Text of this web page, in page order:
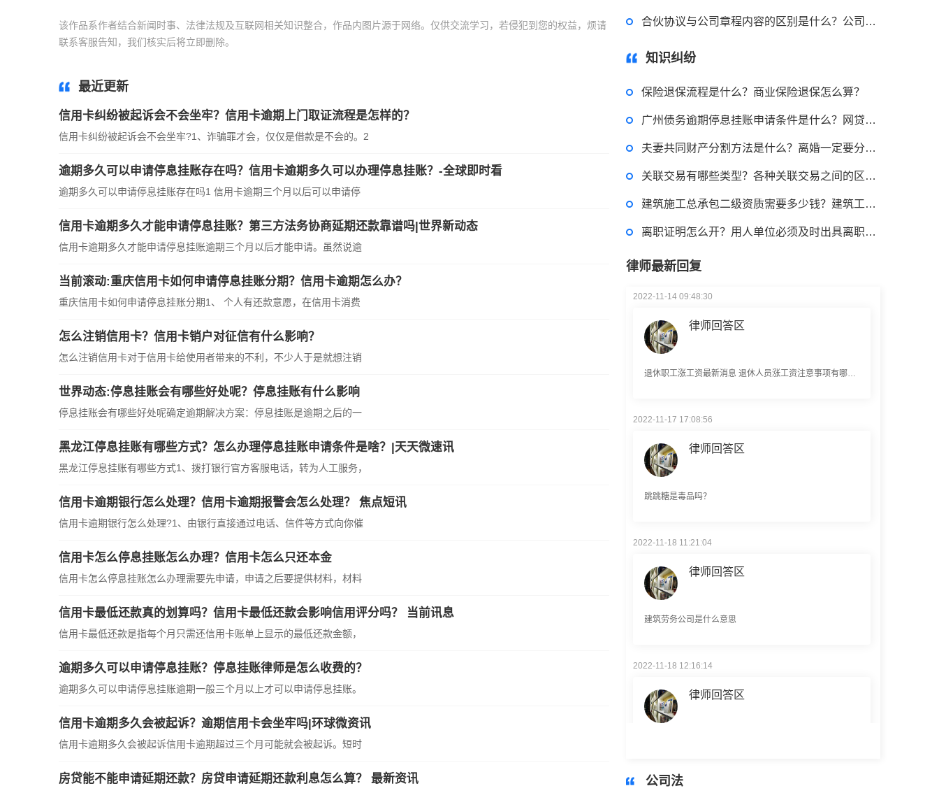
该作品系作者结合新闻时事、法律法规及互联网相关知识整合，作品内图片源于网络。仅供交流学习，若侵犯到您的权益，烦请
联系客服告知，我们核实后将立即删除。
最近更新
信用卡纠纷被起诉会不会坐牢？信用卡逾期上门取证流程是怎样的？
信用卡纠纷被起诉会不会坐牢?1、诈骗罪才会，仅仅是借款是不会的。2
逾期多久可以申请停息挂账存在吗？信用卡逾期多久可以办理停息挂账？-全球即时看
逾期多久可以申请停息挂账存在吗1 信用卡逾期三个月以后可以申请停
信用卡逾期多久才能申请停息挂账？第三方法务协商延期还款靠谱吗|世界新动态
信用卡逾期多久才能申请停息挂账逾期三个月以后才能申请。虽然说逾
当前滚动:重庆信用卡如何申请停息挂账分期？信用卡逾期怎么办？
重庆信用卡如何申请停息挂账分期1、 个人有还款意愿，在信用卡消费
怎么注销信用卡？信用卡销户对征信有什么影响？
怎么注销信用卡对于信用卡给使用者带来的不利，不少人于是就想注销
世界动态:停息挂账会有哪些好处呢？停息挂账有什么影响
停息挂账会有哪些好处呢确定逾期解决方案：停息挂账是逾期之后的一
黑龙江停息挂账有哪些方式？怎么办理停息挂账申请条件是啥？|天天微速讯
黑龙江停息挂账有哪些方式1、拨打银行官方客服电话，转为人工服务，
信用卡逾期银行怎么处理？信用卡逾期报警会怎么处理？ 焦点短讯
信用卡逾期银行怎么处理?1、由银行直接通过电话、信件等方式向你催
信用卡怎么停息挂账怎么办理？信用卡怎么只还本金
信用卡怎么停息挂账怎么办理需要先申请，申请之后要提供材料，材料
信用卡最低还款真的划算吗？信用卡最低还款会影响信用评分吗？ 当前讯息
信用卡最低还款是指每个月只需还信用卡账单上显示的最低还款金额，
逾期多久可以申请停息挂账？停息挂账律师是怎么收费的？
逾期多久可以申请停息挂账逾期一般三个月以上才可以申请停息挂账。
信用卡逾期多久会被起诉？逾期信用卡会坐牢吗|环球微资讯
信用卡逾期多久会被起诉信用卡逾期超过三个月可能就会被起诉。短时
房贷能不能申请延期还款？房贷申请延期还款利息怎么算？ 最新资讯
合伙协议与公司章程内容的区别是什么？公司章程的法律性质是什么?
知识纠纷
保险退保流程是什么？商业保险退保怎么算？
广州债务逾期停息挂账申请条件是什么？网贷逾期怎么申请停息挂账？
夫妻共同财产分割方法是什么？离婚一定要分一半财产吗？
关联交易有哪些类型？各种关联交易之间的区别是什么？上市公司融资条件有哪些？
建筑施工总承包二级资质需要多少钱？建筑工程施工总承包资质一级资质标准是什么？
离职证明怎么开？用人单位必须及时出具离职证明给员工吗？
律师最新回复
2022-08-30 09:48:22
律师回答区
高楼住宅玻璃炸裂应该找谁处理
回复：可以建议您先找一下物业，由物业处置
2022-11-14 09:48:30
律师回答区
律师回答区
跳跳糖是毒品吗？
律师回答区
建筑劳务公司是什么意思
律师回答区
民事权利包括哪些
公司法